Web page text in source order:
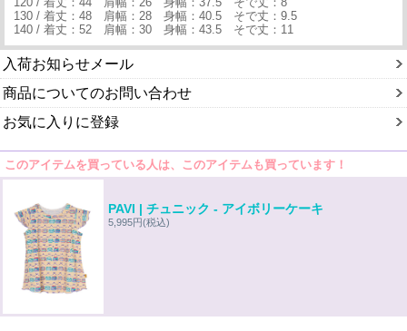
130 / 着丈：48 肩幅：28 身幅：40.5 そで丈：9.5
140 / 着丈：52 肩幅：30 身幅：43.5 そで丈：11
入荷お知らせメール
商品についてのお問い合わせ
お気に入りに登録
このアイテムを買っている人は、このアイテムも買っています！
PAVI | チュニック - アイボリーケーキ
5,995円(税込)